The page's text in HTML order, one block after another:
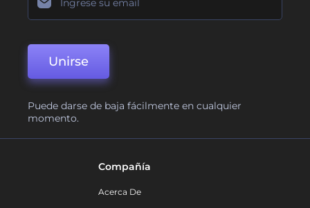
Unirse
Puede darse de baja fácilmente en cualquier
momento.
Compañía
Acerca De